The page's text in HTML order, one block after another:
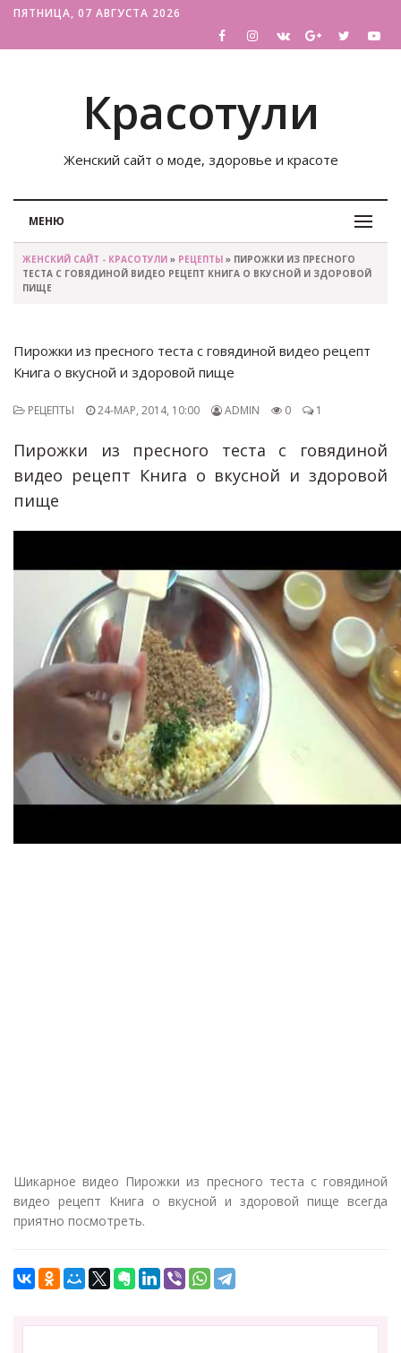
ПЯТНИЦА, 07 АВГУСТА 2026
Красотули
Женский сайт о моде, здоровье и красоте
МЕНЮ
ЖЕНСКИЙ САЙТ - КРАСОТУЛИ » РЕЦЕПТЫ » ПИРОЖКИ ИЗ ПРЕСНОГО
ТЕСТА С ГОВЯДИНОЙ ВИДЕО РЕЦЕПТ КНИГА О ВКУСНОЙ И ЗДОРОВОЙ
ПИЩЕ
Пирожки из пресного теста с говядиной видео рецепт
Книга о вкусной и здоровой пище
РЕЦЕПТЫ 24-МАР, 2014, 10:00 ADMIN 0 1
Пирожки из пресного теста с говядиной
видео рецепт Книга о вкусной и здоровой
пище
Шикарное видео Пирожки из пресного теста с говядиной
видео рецепт Книга о вкусной и здоровой пище всегда
приятно посмотреть.